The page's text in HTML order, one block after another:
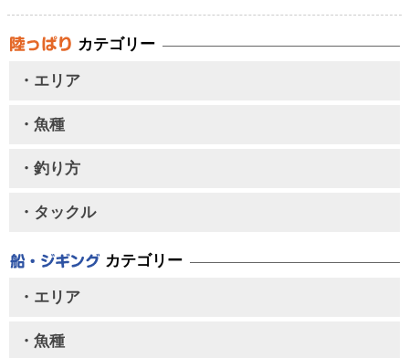
カテゴリー
・エリア
・魚種
・釣り方
・タックル
カテゴリー
・エリア
・魚種